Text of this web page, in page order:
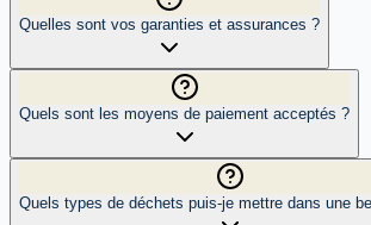
Quelles sont vos garanties et assurances ?
Quels sont les moyens de paiement acceptés ?
Quels types de déchets puis-je mettre dans une